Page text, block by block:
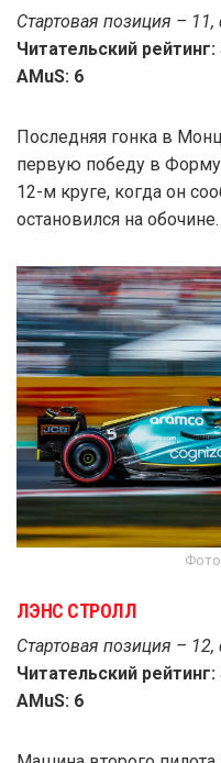
Стартовая позиция –
Читательский рейтинг:
AMuS: 6
Последняя гонка в
первую победу в
12-м круге, когда он
остановился на обочине.
ЛЭНС СТРОЛЛ
Стартовая позиция –
Читательский рейтинг:
AMuS: 6